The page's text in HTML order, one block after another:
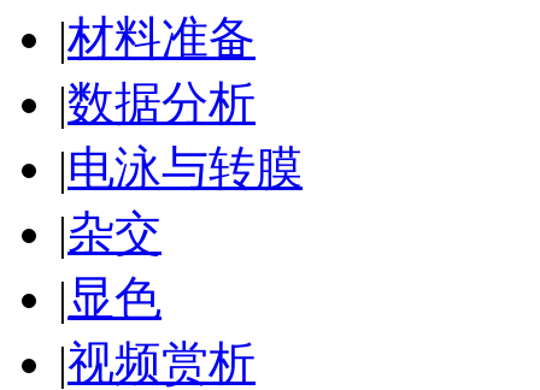
|材料准备
|数据分析
|电泳与转膜
|杂交
|显色
|视频赏析